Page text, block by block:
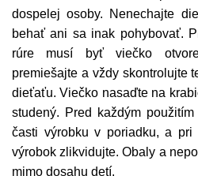
dospelej osoby. Nenechajte
behať ani sa inak pohybovať.
rúre musí byť viečko
premiešajte a vždy skontrolujte
dieťaťu. Viečko nasaďte na
studený. Pred každým
časti výrobku v poriadku, a pri
výrobok zlikvidujte. Obaly a
mimo dosahu detí.